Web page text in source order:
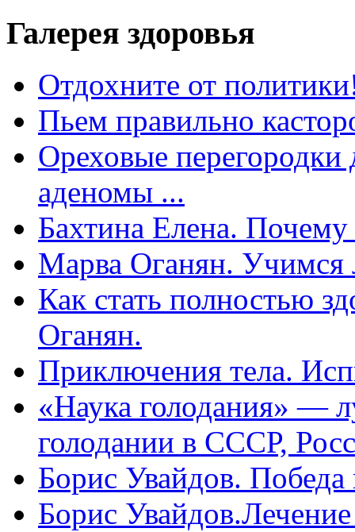
Галерея здоровья
Отдохните от
Пьем правильно
Ореховые перегородки
аденомы ...
Бахтина Елена.
Марва Оганян. Учимся
Как стать полностью
Оганян.
Приключения тела.
«Наука голодания» —
голодании в СССР,
Борис Увайдов.
Борис